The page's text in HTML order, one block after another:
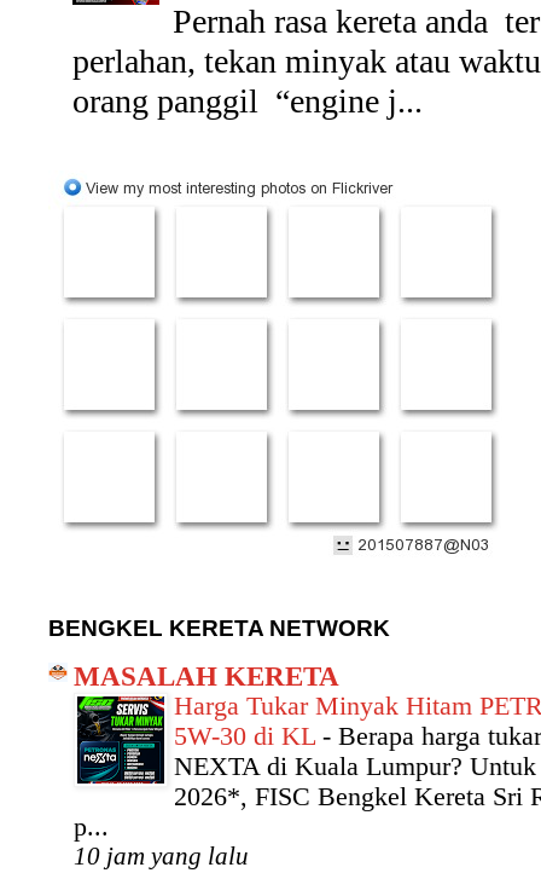
Pernah rasa kereta anda
perlahan, tekan minyak atau
orang panggil “engine j...
BENGKEL KERETA NETWORK
MASALAH KERETA
Harga Tukar Minyak Hitam
5W-30 di KL - Berapa harga
NEXTA di Kuala Lumpur?
2026*, FISC Bengkel Kereta Sri
p...
10 jam yang lalu